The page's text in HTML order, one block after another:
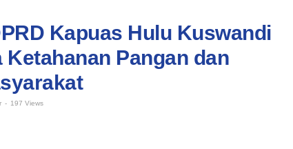
Kapuas Hulu Kuswandi
Pangan dan
- 197 Views